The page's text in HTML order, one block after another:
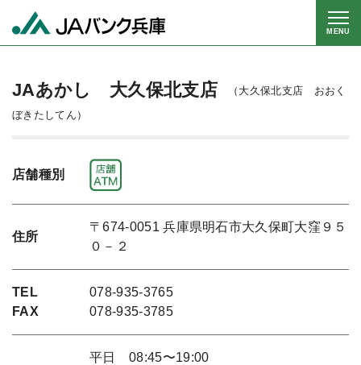
MENU
JAあかし 大久保北支店
（大久保北支店 おおく
ぼきたしてん）
店舗種別
住所
〒674-0051 兵庫県明石市大久保町大窪９５
０－２
TEL
FAX
078-935-3765
078-935-3785
平日 08:45〜19:00